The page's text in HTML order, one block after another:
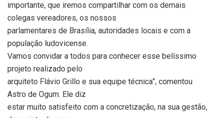
importante, que iremos compartilhar com os demais
colegas vereadores, os nossos
parlamentares de Brasília, autoridades locais e com a
população ludovicense.
Vamos convidar a todos para conhecer esse belíssimo
projeto realizado pelo
arquiteto Flávio Grillo e sua equipe técnica”, comentou
Astro de Ogum. Ele diz
estar muito satisfeito com a concretização, na sua gestão,